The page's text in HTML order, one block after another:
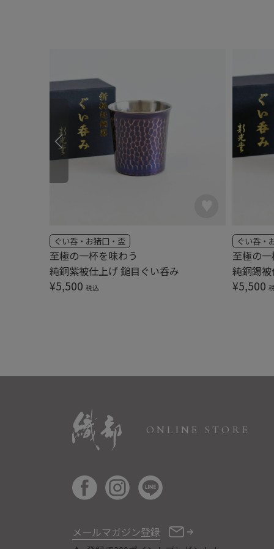
純銅紫被仕上げ 鎚目ぐい呑み
ぐい呑・お猪口・盃
¥5,500 税込
至極の一杯を味わう
純銅錫
ぐい呑・
¥5,500
至極の
ONLINE STORE
メールマガジン登録